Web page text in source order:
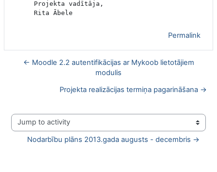
Projekta vadītāja,
Rita Ābele
Permalink
← Moodle 2.2 autentifikācijas ar Mykoob lietotājiem
modulis
Projekta realizācijas termiņa pagarināšana →
Jump to activity
Nodarbību plāns 2013.gada augusts - decembris →